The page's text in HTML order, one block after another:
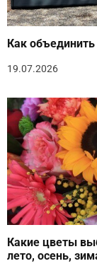
Как
19.07.2026
Какие цветы
лето, осень,